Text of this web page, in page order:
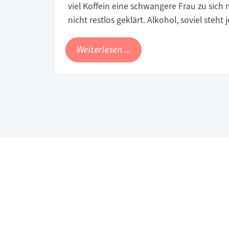
in
der
Schwangerschaft
achten?
viel Koffein eine schwangere Frau zu sich
nicht restlos geklärt. Alkohol, soviel steht
Fehl- oder Frühgeburten sowie Schäden
Nervensystem können die Folge sein.
Weiterlesen … Sind
Alkohol